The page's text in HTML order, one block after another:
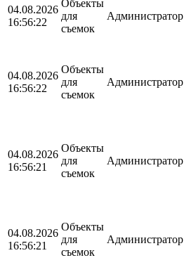
04.08.2026
16:56:22
Объекты
для
съемок
Администратор
04.08.2026
16:56:22
Объекты
для
съемок
Администратор
04.08.2026
16:56:21
Объекты
для
съемок
Администратор
04.08.2026
16:56:21
Объекты
для
съемок
Администратор